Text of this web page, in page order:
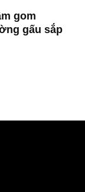
gom
gấu sắp